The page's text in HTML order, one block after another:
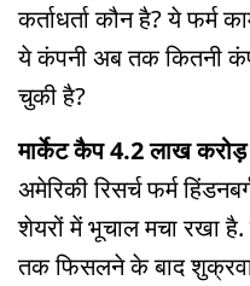
कर्ताधर्ता कौन है? ये फर्म
ये कंपनी अब तक कितनी
चुकी है?
मार्केट कैप 4.2 लाख करोड़
अमेरिकी रिसर्च फर्म
शेयरों में भूचाल मचा रखा
तक फिसलने के बाद